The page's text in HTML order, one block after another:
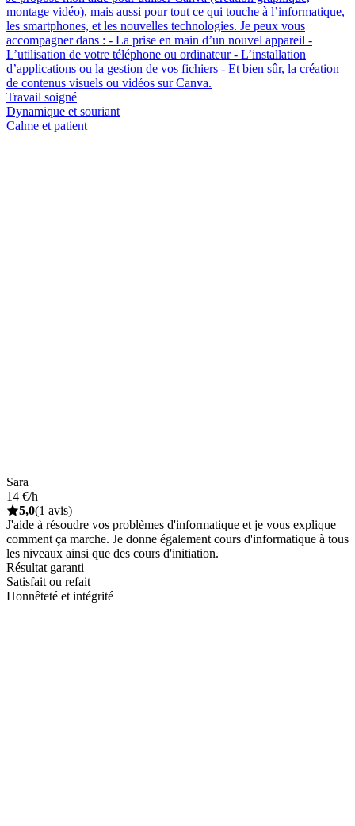
montage vidéo), mais aussi pour tout ce qui touche à l’informatique,
les smartphones, et les nouvelles technologies. Je peux vous
accompagner dans : - La prise en main d’un nouvel appareil -
L’utilisation de votre téléphone ou ordinateur - L’installation
d’applications ou la gestion de vos fichiers - Et bien sûr, la création
de contenus visuels ou vidéos sur Canva.
Travail soigné
Dynamique et souriant
Calme et patient
Sara
14 €/h
5,0(1 avis)
J'aide à résoudre vos problèmes d'informatique et je vous explique
comment ça marche. Je donne également cours d'informatique à tous
les niveaux ainsi que des cours d'initiation.
Résultat garanti
Satisfait ou refait
Honnêteté et intégrité